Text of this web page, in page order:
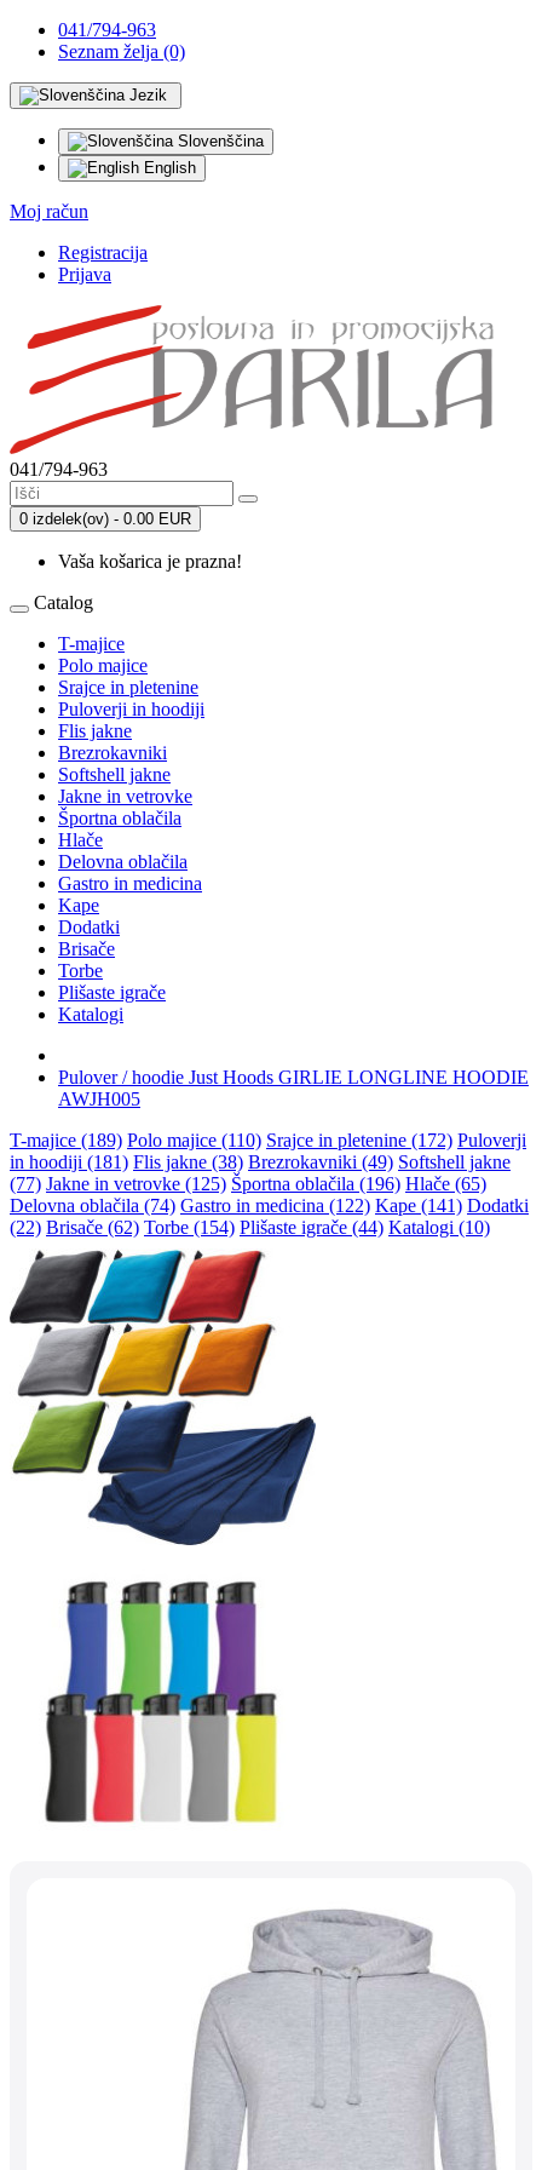
041/794-963
Seznam želja (0)
Jezik
Slovenščina
English
Moj račun
Registracija
Prijava
041/794-963
0 izdelek(ov) - 0.00 EUR
Vaša košarica je prazna!
Catalog
T-majice
Polo majice
Srajce in pletenine
Puloverji in hoodiji
Flis jakne
Brezrokavniki
Softshell jakne
Jakne in vetrovke
Športna oblačila
Hlače
Delovna oblačila
Gastro in medicina
Kape
Dodatki
Brisače
Torbe
Plišaste igrače
Katalogi
Pulover / hoodie Just Hoods GIRLIE LONGLINE HOODIE
AWJH005
T-majice (189) Polo majice (110) Srajce in pletenine (172) Puloverji
in hoodiji (181) Flis jakne (38) Brezrokavniki (49) Softshell jakne
(77) Jakne in vetrovke (125) Športna oblačila (196) Hlače (65)
Delovna oblačila (74) Gastro in medicina (122) Kape (141) Dodatki
(22) Brisače (62) Torbe (154) Plišaste igrače (44) Katalogi (10)